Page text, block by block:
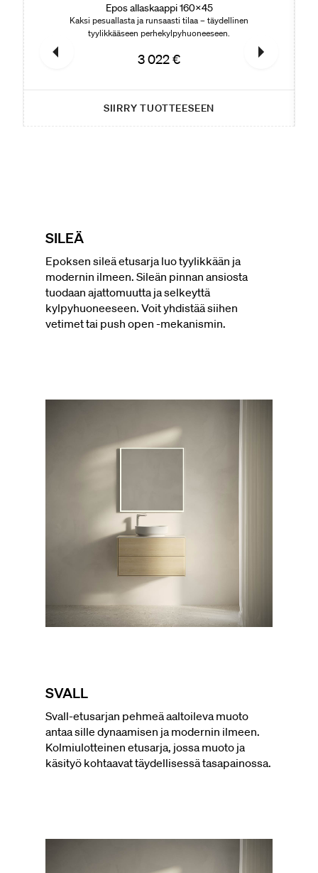
Epos allaskaappi 160x45
Kaksi pesuallasta ja runsaasti tilaa – täydellinen
tyylikkääseen perhekylpyhuoneeseen.
3 022 €
SIIRRY TUOTTEESEEN
SILEÄ
Epoksen sileä etusarja luo tyylikkään ja
modernin ilmeen. Sileän pinnan ansiosta
tuodaan ajattomuutta ja selkeyttä
kylpyhuoneeseen. Voit yhdistää siihen
vetimet tai push open -mekanismin.
SVALL
Svall-etusarjan pehmeä aaltoileva muoto
antaa sille dynaamisen ja modernin ilmeen.
Kolmiulotteinen etusarja, jossa muoto ja
käsityö kohtaavat täydellisessä tasapainossa.